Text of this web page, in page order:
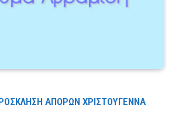
ΑΠΟΡΩΝ ΧΡΙΣΤΟΥΓΕΝΝΑ